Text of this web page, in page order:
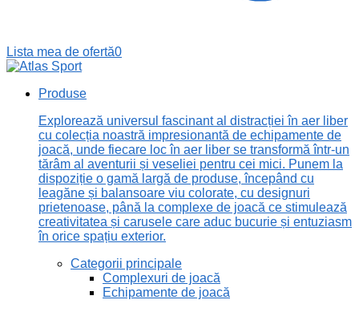
Lista mea de ofertă0
Produse
Explorează universul fascinant al distracției în aer liber
cu colecția noastră impresionantă de echipamente de
joacă, unde fiecare loc în aer liber se transformă într-un
tărâm al aventurii și veseliei pentru cei mici. Punem la
dispoziție o gamă largă de produse, începând cu
leagăne și balansoare viu colorate, cu designuri
prietenoase, până la complexe de joacă ce stimulează
creativitatea și carusele care aduc bucurie și entuziasm
în orice spațiu exterior.
Categorii principale
Complexuri de joacă
Echipamente de joacă